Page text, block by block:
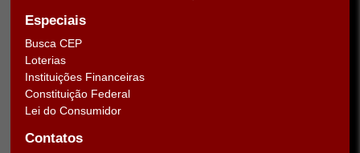
Especiais
Busca CEP
Loterias
Instituições Financeiras
Constituição Federal
Lei do Consumidor
Contatos